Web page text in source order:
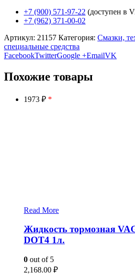
+7 (900) 571-97-22 (доступен в
+7 (962) 371-00-02
Артикул: 21157 Категория: Смазки,
специальные средства
FacebookTwitterGoogle +EmailVK
Похожие товары
1973 ₽ *
Read More
Жидкость тормозная
DOT4 1л.
0 out of 5
2,168.00 ₽